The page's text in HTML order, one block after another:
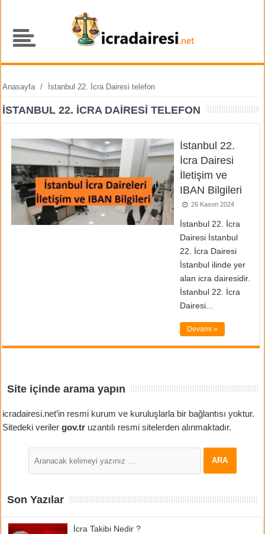
Anasayfa / İstanbul 22. İcra Dairesi telefon
İSTANBUL 22. İCRA DAIRESI TELEFON
İstanbul 22.
İcra Dairesi
İletişim ve
IBAN Bilgileri
26 Kasım 2024
İstanbul 22. İcra
Dairesi İstanbul
22. İcra Dairesi
İstanbul ilinde yer
alan icra dairesidir.
İstanbul 22. İcra
Dairesi...
Devamı »
Site içinde arama yapın
icradairesi.net’in resmi kurum ve kuruluşlarla bir bağlantısı yoktur.
Sitedeki verilergov.tr uzantılı resmi sitelerden alınmaktadır.
Son Yazılar
İcra Takibi Nedir ?